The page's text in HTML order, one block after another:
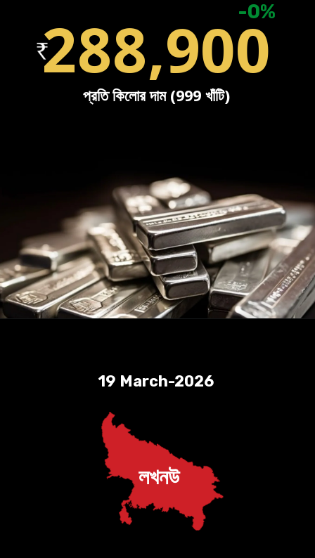
-0%
288,900
প্রতি কিলোর দাম (999 খাঁটি)
19 March-2026
লখনউ